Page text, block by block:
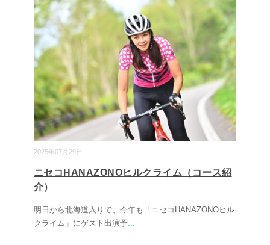
2025年07月29日
ニセコHANAZONOヒルクライム（コース紹
介）
明日から北海道入りで、今年も「ニセコHANAZONOヒル
クライム」にゲスト出演予...